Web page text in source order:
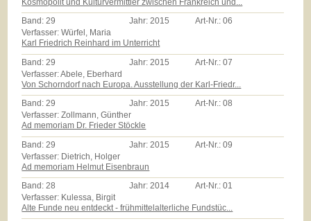
Kosmopolit und Kulturvermittler zwischen Frankreich und...
Band:29 Jahr:2015 Art-Nr.:06
Verfasser: Würfel, Maria
Karl Friedrich Reinhard im Unterricht
Band: 29 Jahr: 2015 Art-Nr.:07
Verfasser: Abele, Eberhard
Von Schorndorf nach Europa. Ausstellung der Karl-Friedr...
Band:29 Jahr:2015 Art-Nr.:08
Verfasser: Zollmann, Günther
Ad memoriam Dr. Frieder Stöckle
Band: 29 Jahr: 2015 Art-Nr.:09
Verfasser: Dietrich, Holger
Ad memoriam Helmut Eisenbraun
Band:28 Jahr:2014 Art-Nr.:01
Verfasser: Kulessa, Birgit
Alte Funde neu entdeckt - frühmittelalterliche Fundstüc...